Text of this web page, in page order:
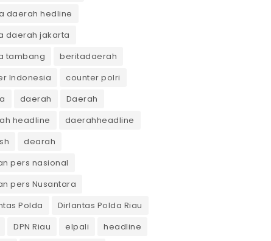
daerah hedline
daerah jakarta
tambang
beritadaerah
Indonesia
counter polri
daerah
Daerah
headline
daerahheadline
dearah
pers nasional
pers Nusantara
Polda
Dirlantas Polda Riau
DPN Riau elpali headline